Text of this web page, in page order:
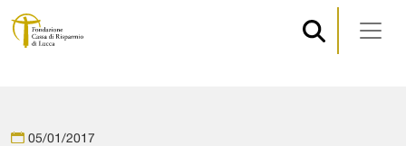
Navigazione principale
05/01/2017